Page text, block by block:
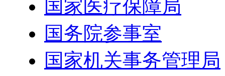
国家医疗保障局
国务院参事室
国家机关事务管理局